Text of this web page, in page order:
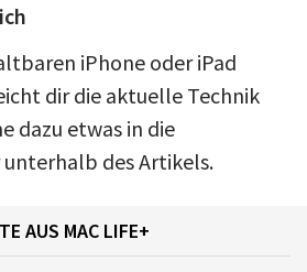
iPhone oder iPad
dir die aktuelle Technik
dazu etwas in die
des Artikels.
AUS MAC LIFE+